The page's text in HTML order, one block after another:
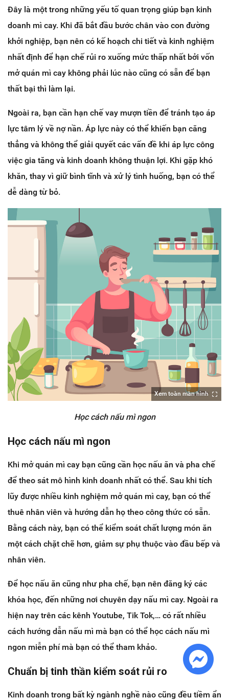
Đây là một trong những yếu tố quan trọng giúp bạn kinh
doanh mì cay. Khi đã bắt đầu bước chân vào con đường
khởi nghiệp, bạn nên có kế hoạch chi tiết và kinh nghiệm
nhất định để hạn chế rủi ro xuống mức thấp nhất bởi vốn
mở quán mì cay không phải lúc nào cũng có sẵn để bạn
thất bại thì làm lại.
Ngoài ra, bạn cần hạn chế vay mượn tiền để tránh tạo áp
lực tâm lý về nợ nần. Áp lực này có thể khiến bạn căng
thẳng và không thể giải quyết các vấn đề khi áp lực công
việc gia tăng và kinh doanh không thuận lợi. Khi gặp khó
khăn, thay vì giữ bình tĩnh và xử lý tình huống, bạn có thể
dễ dàng từ bỏ.
Xem toàn màn hình
Học cách nấu mì ngon
Học cách nấu mì ngon
Khi mở quán mì cay bạn cũng cần học nấu ăn và pha chế
để theo sát mô hình kinh doanh nhất có thể. Sau khi tích
lũy được nhiều kinh nghiệm mở quán mì cay, bạn có thể
thuê nhân viên và hướng dẫn họ theo công thức có sẵn.
Bằng cách này, bạn có thể kiểm soát chất lượng món ăn
một cách chặt chẽ hơn, giảm sự phụ thuộc vào đầu bếp và
nhân viên.
Để học nấu ăn cũng như pha chế, bạn nên đăng ký các
khóa học, đến những nơi chuyên dạy nấu mì cay. Ngoài ra
hiện nay trên các kênh Youtube, Tik Tok,… có rất nhiều
cách hướng dẫn nấu mì mà bạn có thể học cách nấu mì
ngon miễn phí mà bạn có thể tham khảo.
Chuẩn bị tinh thần kiểm soát rủi ro
Kinh doanh trong bất kỳ ngành nghề nào cũng đều tiềm ẩn